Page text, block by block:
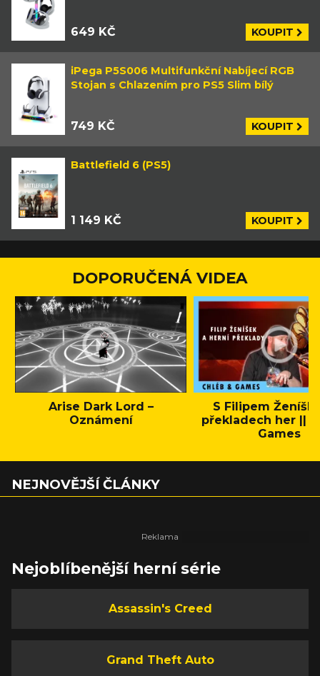
649 KČ KOUPIT
iPega P5S006 Multifunkční Nabíjecí RGB
Stojan s Chlazením pro PS5 Slim bílý
749 KČ KOUPIT
Battlefield 6 (PS5)
1 149 KČ KOUPIT
DOPORUČENÁ VIDEA
Arise Dark Lord –
Oznámení
S Filipem
překladech her ||
Games
NEJNOVĚJŠÍ ČLÁNKY
Nejoblíbenější herní série
Assassin's Creed
Grand Theft Auto